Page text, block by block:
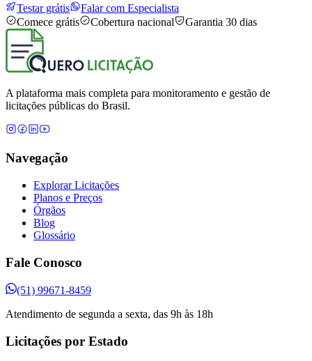
Testar grátis
Falar com Especialista
Comece grátis
Cobertura nacional Garantia 30 dias
A plataforma mais completa para monitoramento e gestão de
licitações públicas do Brasil.
Navegação
Explorar Licitações
Planos e Preços
Órgãos
Blog
Glossário
Fale Conosco
(51) 99671-8459
Atendimento de segunda a sexta, das 9h às 18h
Licitações por Estado